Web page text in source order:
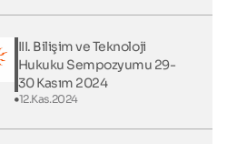
III. Bilişim ve Teknoloji
Hukuku Sempozyumu 29-
30 Kasım 2024
12.Kas.2024